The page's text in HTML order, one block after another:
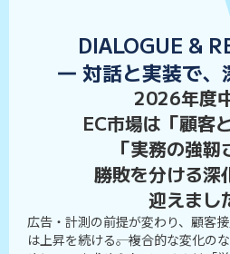
DIALOGUE &
― 対話と実装で、
2026年度
EC市場は「顧客
「実務の強靭
勝敗を分ける深
迎えまし
広告・計測の前提が変わり、顧客
は上昇を続ける――。複合的な変化の